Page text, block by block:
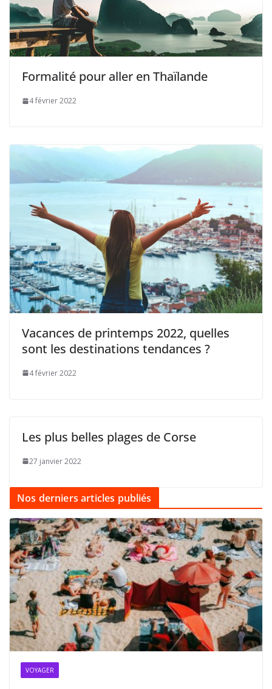
Formalité pour aller en Thaïlande
4 février 2022
Vacances de printemps 2022, quelles
sont les destinations tendances ?
4 février 2022
Les plus belles plages de Corse
27 janvier 2022
Nos derniers articles publiés
VOYAGER